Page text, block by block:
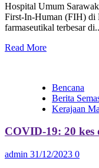
Hospital Umum
First-In-Human (FIH) di
farmaseutikal terbesar
Read More
Bencana
Berita
Kerajaan
COVID-19: 20 kes
admin 31/12/2023 0